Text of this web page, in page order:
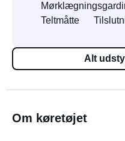
Teltmåtte
Alt
Om køretøjet